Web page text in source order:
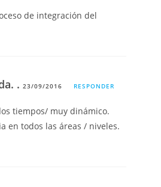
de integración del
.23/09/2016 RESPONDER
tiempos/ muy dinámico.
en todos las áreas / niveles.